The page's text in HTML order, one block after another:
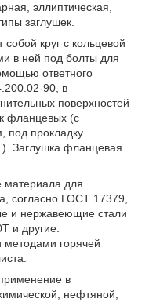
эллиптическая,
заглушек.
собой круг с кольцевой
в ней под болты для
ответного
90, в
поверхностей
фланцевых (с
под прокладку
Заглушка фланцевая
материала для
согласно ГОСТ 17379,
и нержавеющие стали
и другие.
методами горячей
в
нефтяной,